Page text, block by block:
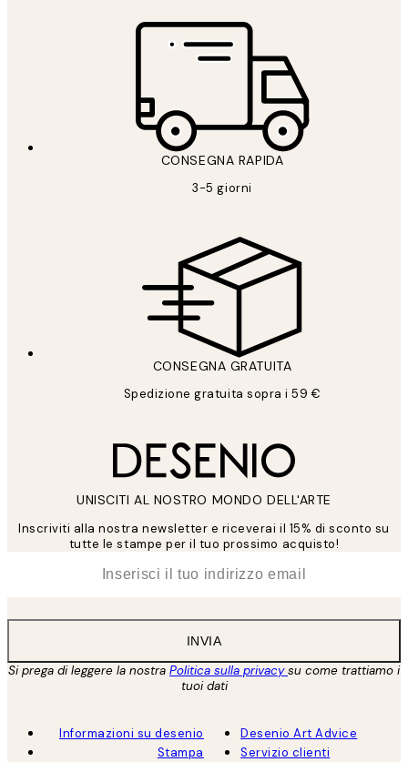
CONSEGNA RAPIDA
3-5 giorni
CONSEGNA GRATUITA
Spedizione gratuita sopra i 59 €
UNISCITI AL NOSTRO MONDO DELL'ARTE
Inscriviti alla nostra newsletter e riceverai il 15% di sconto su
tutte le stampe per il tuo prossimo acquisto!
INVIA
Si prega di leggere la nostra Politica sulla privacysu come trattiamo i
tuoi dati
Informazioni su desenio
Stampa
Desenio Art Advice
Servizio clienti